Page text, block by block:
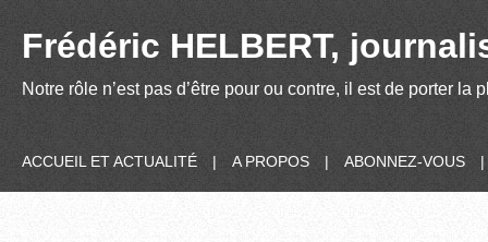
Frédéric HELBERT,
Notre rôle n’est pas d’être pour ou contre, il est de porter
ACCUEIL ET ACTUALITÉ | A PROPOS | ABONNEZ-VOUS |